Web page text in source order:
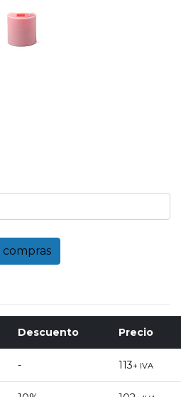
Descuento Precio
- 113+ IVA